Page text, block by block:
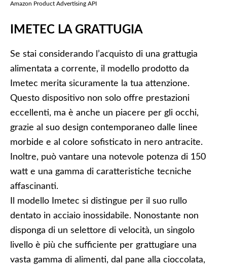
Amazon Product Advertising API
IMETEC LA GRATTUGIA
Se stai considerando l’acquisto di una grattugia
alimentata a corrente, il modello prodotto da
Imetec merita sicuramente la tua attenzione.
Questo dispositivo non solo offre prestazioni
eccellenti, ma è anche un piacere per gli occhi,
grazie al suo design contemporaneo dalle linee
morbide e al colore sofisticato in nero antracite.
Inoltre, può vantare una notevole potenza di 150
watt e una gamma di caratteristiche tecniche
affascinanti.
Il modello Imetec si distingue per il suo rullo
dentato in acciaio inossidabile. Nonostante non
disponga di un selettore di velocità, un singolo
livello è più che sufficiente per grattugiare una
vasta gamma di alimenti, dal pane alla cioccolata,